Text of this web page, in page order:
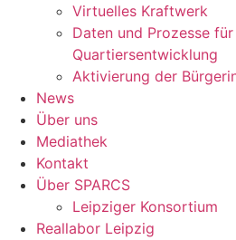
Virtuelles Kraftwerk
Daten und Prozesse
Quartiersentwicklung
Aktivierung der
News
Über uns
Mediathek
Kontakt
Über SPARCS
Leipziger Konsortium
Reallabor Leipzig